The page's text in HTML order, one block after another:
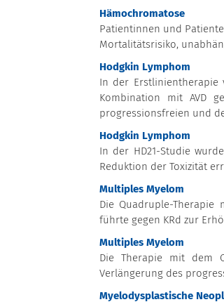
Hämochromatose
Patientinnen und
Mortalitätsrisiko,
Hodgkin Lymphom
In der
Kombination mit AVD
progressionsfreien und
Hodgkin Lymphom
In der HD21-Studie
Reduktion der Toxizität
Multiples Myelom
Die Quadruple-
führte gegen KRd zur
Multiples Myelom
Die Therapie mit dem
Verlängerung des
Myelodysplastische